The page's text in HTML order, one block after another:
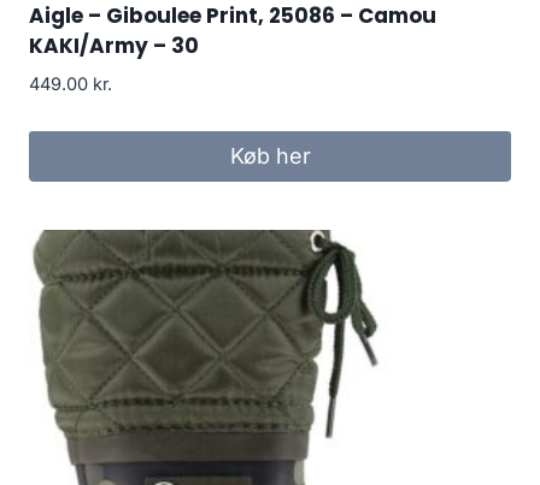
Aigle – Giboulee Print, 25086 – Camou
KAKI/Army – 30
449.00 kr.
Køb her